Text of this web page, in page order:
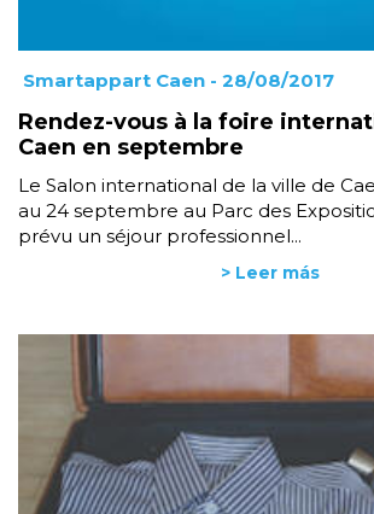
Smartappart Caen - 28/08/2017
Rendez-vous à la foire
Caen en septembre
Le Salon international de la ville de
au 24 septembre au Parc des
prévu un séjour professionnel...
> Leer más